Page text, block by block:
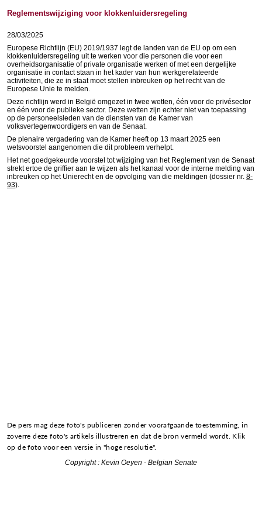
Reglementswijziging voor klokkenluidersregeling
28/03/2025
Europese Richtlijn (EU) 2019/1937 legt de landen van de EU op om een
klokkenluidersregeling uit te werken voor die personen die voor een
overheidsorganisatie of private organisatie werken of met een dergelijke
organisatie in contact staan in het kader van hun werkgerelateerde
activiteiten, die ze in staat moet stellen inbreuken op het recht van de
Europese Unie te melden.
Deze richtlijn werd in België omgezet in twee wetten, één voor de privésector
en één voor de publieke sector. Deze wetten zijn echter niet van toepassing
op de personeelsleden van de diensten van de Kamer van
volksvertegenwoordigers en van de Senaat.
De plenaire vergadering van de Kamer heeft op 13 maart 2025 een
wetsvoorstel aangenomen die dit probleem verhelpt.
Het net goedgekeurde voorstel tot wijziging van het Reglement van de Senaat
strekt ertoe de griffier aan te wijzen als het kanaal voor de interne melding van
inbreuken op het Unierecht en de opvolging van die meldingen (dossier nr. 8-
93).
De pers mag deze foto's publiceren zonder voorafgaande toestemming, in
zoverre deze foto's artikels illustreren en dat de bron vermeld wordt. Klik
op de foto voor een versie in "hoge resolutie".
Copyright : Kevin Oeyen - Belgian Senate